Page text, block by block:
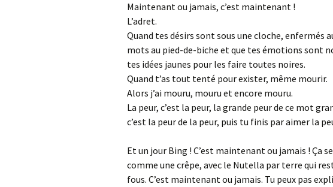
Maintenant ou jamais, c’est maintenant !
L’adret.
Quand tes désirs sont sous une cloche, enfermés
mots au pied-de-biche et que tes émotions sont
tes idées jaunes pour les faire toutes noires.
Quand t’as tout tenté pour exister, même mourir.
Alors j’ai mouru, mouru et encore mouru.
La peur, c’est la peur, la grande peur de ce mot
c’est la peur de la peur, puis tu finis par aimer la
Et un jour Bing ! C’est maintenant ou jamais ! Ça
comme une crêpe, avec le Nutella par terre qui
fous. C’est maintenant ou jamais. Tu peux pas